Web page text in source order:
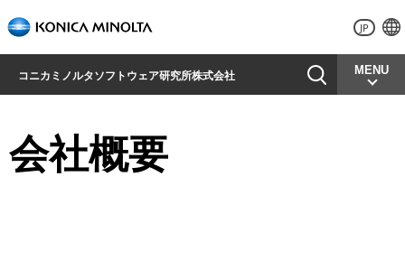
JP
コニカミノルタソフトウェア研究所株式会社 MENU
会社概要